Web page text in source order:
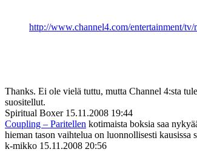
http://www.channel4.com/entertainment/
Thanks. Ei ole vielä tuttu, mutta Channel 4:sta
suositellut.
Spiritual Boxer 15.11.2008 19:44
Coupling – Paritellen kotimaista boksia saa
hieman tason vaihtelua on luonnollisesti
k-mikko 15.11.2008 20:56